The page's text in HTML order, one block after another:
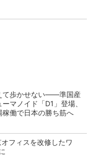
て歩かせない――準国産
ーマノイド「D1」登場、
稼働で日本の勝ち筋へ
フィスを改修したワ